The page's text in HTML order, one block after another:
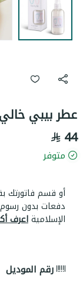
عطر بيبي خالي
44
متوفر
أو قسم فاتورتك
دفعات بدون
الإسلاميةاعرف
رقم الموديل